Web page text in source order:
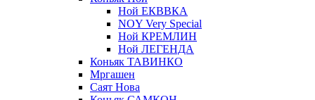
Ной ЕКВВКА
NOY Very Special
Ной КРЕМЛИН
Ной ЛЕГЕНДА
Коньяк ТАВИНКО
Мргашен
Саят Нова